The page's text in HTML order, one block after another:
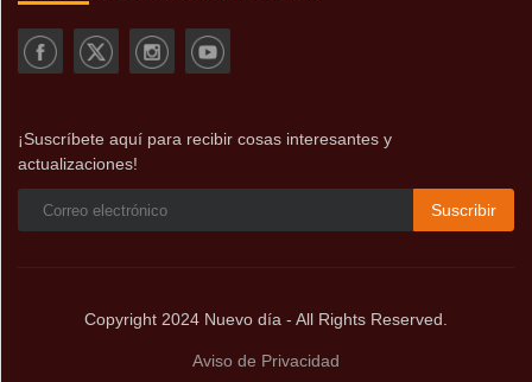
¡Suscríbete aquí para recibir cosas interesantes y
actualizaciones!
Suscribir
Copyright 2024 Nuevo día - All Rights Reserved.
Aviso de Privacidad